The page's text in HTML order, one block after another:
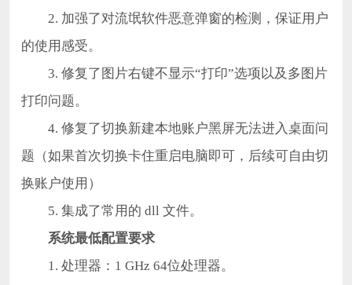
2. 加强了对流氓软件恶意弹窗的检测，保证用户
的使用感受。
3. 修复了图片右键不显示“打印”选项以及多图片
打印问题。
4. 修复了切换新建本地账户黑屏无法进入桌面问
题（如果首次切换卡住重启电脑即可，后续可自由切
换账户使用）
5. 集成了常用的 dll 文件。
系统最低配置要求
1. 处理器：1 GHz 64位处理器。